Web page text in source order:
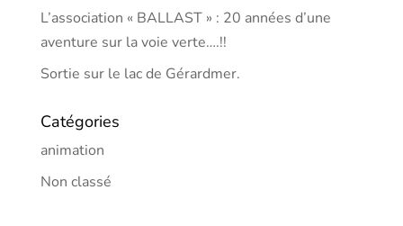
L’association « BALLAST » : 20 années d’une
aventure sur la voie verte….!!
Sortie sur le lac de Gérardmer.
Catégories
animation
Non classé